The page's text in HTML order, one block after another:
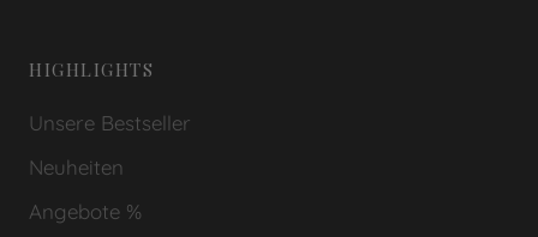
HIGHLIGHTS
Unsere Bestseller
Neuheiten
Angebote %